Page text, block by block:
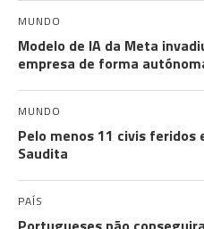
MUNDO
Modelo de IA da Meta
empresa de forma
MUNDO
Pelo menos 11 civis feridos
Saudita
PAÍS